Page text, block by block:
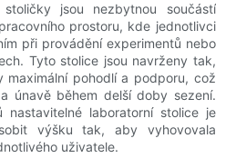
stoličky jsou nezbytnou součástí
prostoru, kde jednotlivci
při provádění experimentů nebo
Tyto stolice jsou navrženy tak,
maximální pohodlí a podporu, což
únavě během delší doby sezení.
laboratorní stolice je
výšku tak, aby vyhovovala
uživatele.